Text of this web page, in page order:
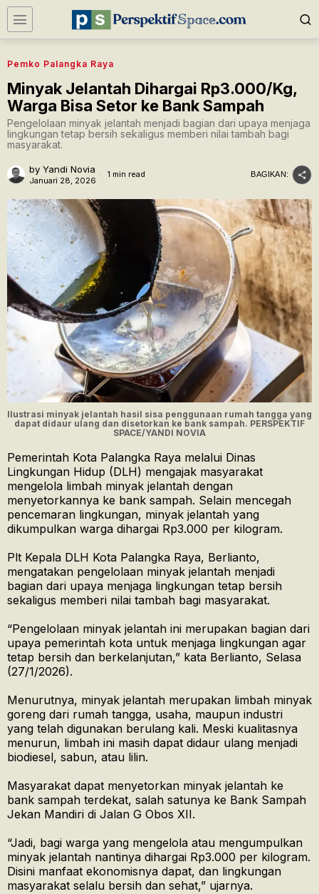
Pemko Palangka Raya
Minyak Jelantah Dihargai Rp3.000/Kg,
Warga Bisa Setor ke Bank Sampah
Pengelolaan minyak jelantah menjadi bagian dari upaya menjaga
lingkungan tetap bersih sekaligus memberi nilai tambah bagi
masyarakat.
by Yandi Novia
Januari 28, 2026
1 min read BAGIKAN:
Ilustrasi minyak jelantah hasil sisa penggunaan rumah tangga yang
dapat didaur ulang dan disetorkan ke bank sampah. PERSPEKTIF
SPACE/YANDI NOVIA
Pemerintah Kota Palangka Raya melalui Dinas
Lingkungan Hidup (DLH) mengajak masyarakat
mengelola limbah minyak jelantah dengan
menyetorkannya ke bank sampah. Selain mencegah
pencemaran lingkungan, minyak jelantah yang
dikumpulkan warga dihargai Rp3.000 per kilogram.
Plt Kepala DLH Kota Palangka Raya, Berlianto,
mengatakan pengelolaan minyak jelantah menjadi
bagian dari upaya menjaga lingkungan tetap bersih
sekaligus memberi nilai tambah bagi masyarakat.
“Pengelolaan minyak jelantah ini merupakan bagian dari
upaya pemerintah kota untuk menjaga lingkungan agar
tetap bersih dan berkelanjutan,” kata Berlianto, Selasa
(27/1/2026).
Menurutnya, minyak jelantah merupakan limbah minyak
goreng dari rumah tangga, usaha, maupun industri
yang telah digunakan berulang kali. Meski kualitasnya
menurun, limbah ini masih dapat didaur ulang menjadi
biodiesel, sabun, atau lilin.
Masyarakat dapat menyetorkan minyak jelantah ke
bank sampah terdekat, salah satunya ke Bank Sampah
Jekan Mandiri di Jalan G Obos XII.
“Jadi, bagi warga yang mengelola atau mengumpulkan
minyak jelantah nantinya dihargai Rp3.000 per kilogram.
Disini manfaat ekonomisnya dapat, dan lingkungan
masyarakat selalu bersih dan sehat,” ujarnya.